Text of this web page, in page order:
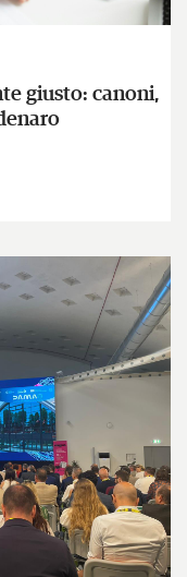
giusto: canoni,